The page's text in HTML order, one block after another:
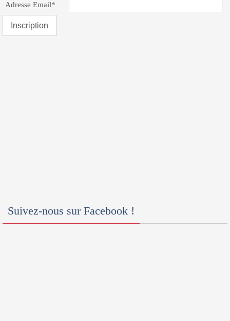
Adresse Email*
Suivez-nous sur Facebook !